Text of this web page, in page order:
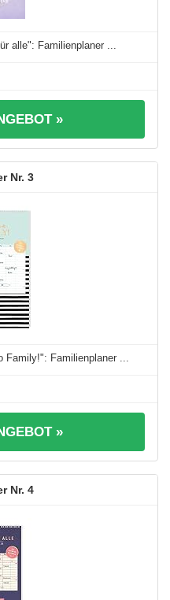
alle": Familienplaner ...
»
3
Family!": Familienplaner ...
»
4